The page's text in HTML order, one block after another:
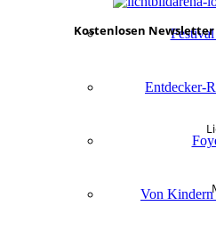
Entdecker-
Von
Kos­ten­lo­sen